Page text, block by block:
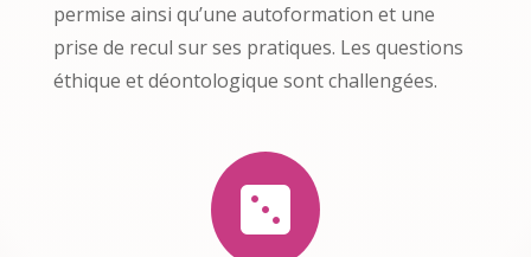
permise ainsi qu’une autoformation et une
prise de recul sur ses pratiques. Les questions
éthique et déontologique sont challengées.
